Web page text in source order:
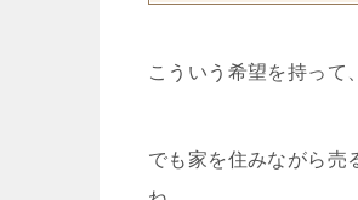
こういう希望を持って
でも家を住みながら売